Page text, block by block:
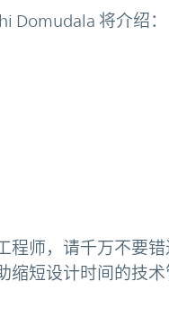
Domudala 将介绍：
程师，请千万不要
短设计时间的技术